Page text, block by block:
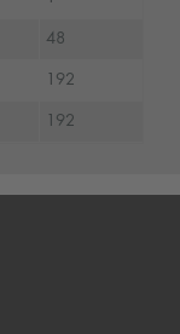
48
192
192